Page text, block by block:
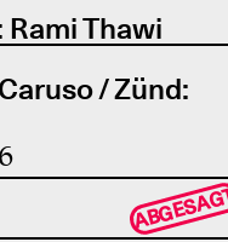
Thawi
/ Zünd: